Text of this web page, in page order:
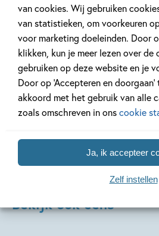
van cookies. Wij gebruiken
van statistieken, om voorkeuren
voor marketing doeleinden. Door
klikken, kun je meer lezen over de
gebruiken op deze website en je
Door op ‘Accepteren en
akkoord met het gebruik van alle
zoals omschreven in onscookie
Ja, ik accepteer
Zelf instellen
blauwevinvistemster’
Lees meer
Bekijk alle
Bekijk ook eens